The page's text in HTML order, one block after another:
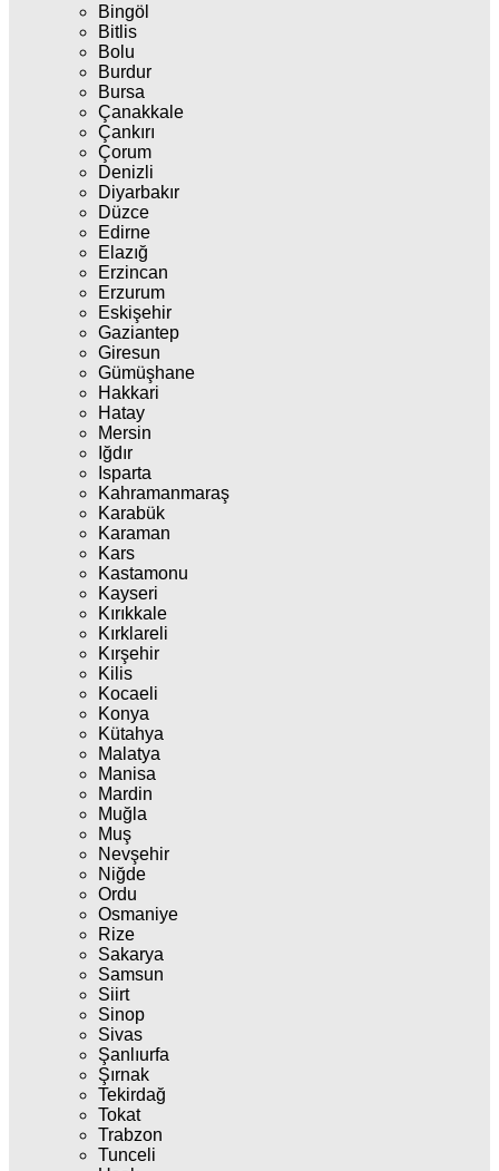
Bingöl
Bitlis
Bolu
Burdur
Bursa
Çanakkale
Çankırı
Çorum
Denizli
Diyarbakır
Düzce
Edirne
Elazığ
Erzincan
Erzurum
Eskişehir
Gaziantep
Giresun
Gümüşhane
Hakkari
Hatay
Mersin
Iğdır
Isparta
Kahramanmaraş
Karabük
Karaman
Kars
Kastamonu
Kayseri
Kırıkkale
Kırklareli
Kırşehir
Kilis
Kocaeli
Konya
Kütahya
Malatya
Manisa
Mardin
Muğla
Muş
Nevşehir
Niğde
Ordu
Osmaniye
Rize
Sakarya
Samsun
Siirt
Sinop
Sivas
Şanlıurfa
Şırnak
Tekirdağ
Tokat
Trabzon
Tunceli